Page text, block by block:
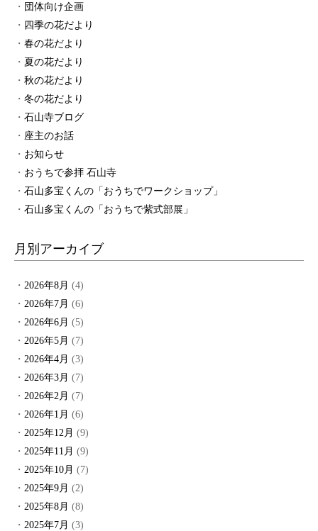
団体向け企画
四季の花だより
春の花だより
夏の花だより
秋の花だより
冬の花だより
石山寺ブログ
座主のお話
お知らせ
おうちで参拝 石山寺
石山多宝くんの「おうちでワークショップ」
石山多宝くんの「おうちで紫式部展」
月別アーカイブ
2026年8月 (4)
2026年7月 (6)
2026年6月 (5)
2026年5月 (7)
2026年4月 (3)
2026年3月 (7)
2026年2月 (7)
2026年1月 (6)
2025年12月 (9)
2025年11月 (9)
2025年10月 (7)
2025年9月 (2)
2025年8月 (8)
2025年7月 (3)